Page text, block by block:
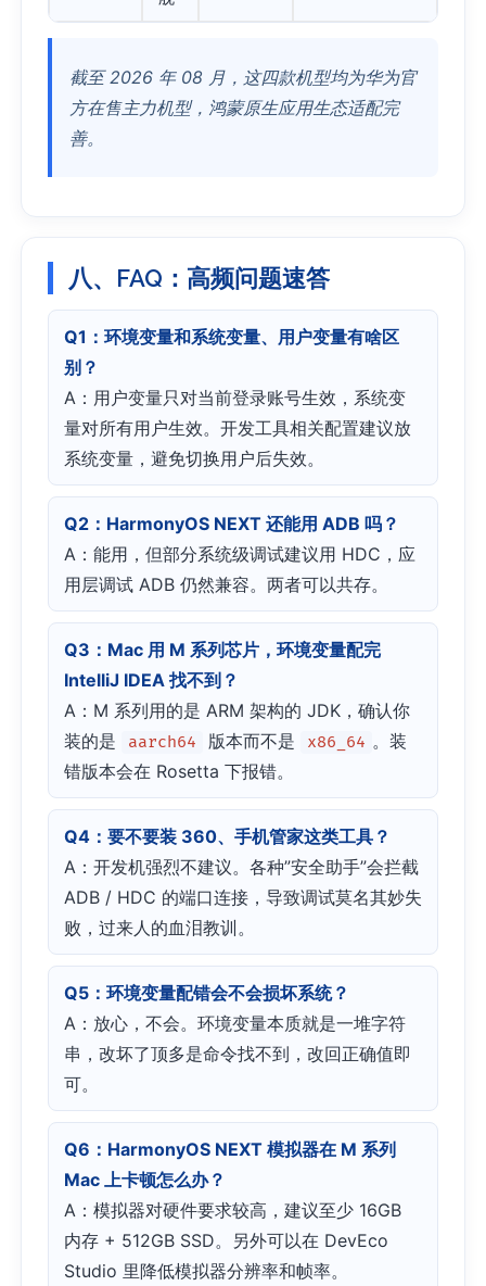
截至 2026 年 08 月，这四款机型均为华为官
方在售主力机型，鸿蒙原生应用生态适配完
善。
八、FAQ：高频问题速答
Q1：环境变量和系统变量、用户变量有啥区
别？
A：用户变量只对当前登录账号生效，系统变
量对所有用户生效。开发工具相关配置建议放
系统变量，避免切换用户后失效。
Q2：HarmonyOS NEXT 还能用 ADB 吗？
A：能用，但部分系统级调试建议用 HDC，应
用层调试 ADB 仍然兼容。两者可以共存。
Q3：Mac 用 M 系列芯片，环境变量配完
IntelliJ IDEA 找不到？
A：M 系列用的是 ARM 架构的 JDK，确认你
装的是
aarch64 版本而不是 x86_64 。装
错版本会在 Rosetta 下报错。
Q4：要不要装 360、手机管家这类工具？
A：开发机强烈不建议。各种”安全助手”会拦截
ADB / HDC 的端口连接，导致调试莫名其妙失
败，过来人的血泪教训。
Q5：环境变量配错会不会损坏系统？
A：放心，不会。环境变量本质就是一堆字符
串，改坏了顶多是命令找不到，改回正确值即
可。
Q6：HarmonyOS NEXT 模拟器在 M 系列
Mac 上卡顿怎么办？
A：模拟器对硬件要求较高，建议至少 16GB
内存 + 512GB SSD。另外可以在 DevEco
Studio 里降低模拟器分辨率和帧率。